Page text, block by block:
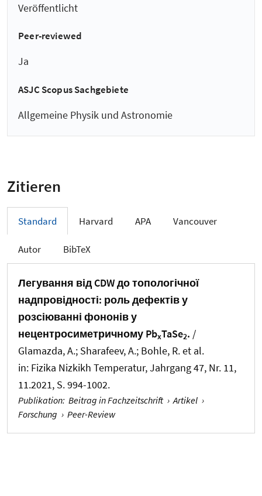
Veröffentlicht
Peer-reviewed
Ja
ASJC Scopus Sachgebiete
Allgemeine Physik und Astronomie
Zitieren
Standard Harvard APA Vancouver
Autor BibTeX
Легування від CDW до топологічної
надпровідності: роль дефектів у
розсіюванні фононів у
нецентросиметричному PbxTaSe2. /
Glamazda, A.; Sharafeev, A.; Bohle, R. et al.
in: Fizika Nizkikh Temperatur, Jahrgang 47, Nr. 11,
11.2021, S. 994-1002.
Publikation: Beitrag in Fachzeitschrift › Artikel ›
Forschung › Peer-Review